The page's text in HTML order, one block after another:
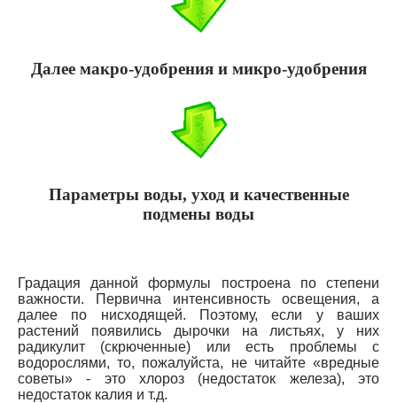
Далее макро-удобрения и микро-удобрения
Параметры воды, уход и качественные
подмены воды
Градация данной формулы построена по степени
важности. Первична интенсивность освещения, а
далее по нисходящей. Поэтому, если у ваших
растений появились дырочки на листьях, у них
радикулит (скрюченные) или есть проблемы с
водорослями, то, пожалуйста, не читайте «вредные
советы» - это хлороз (недостаток железа), это
недостаток калия и т.д.